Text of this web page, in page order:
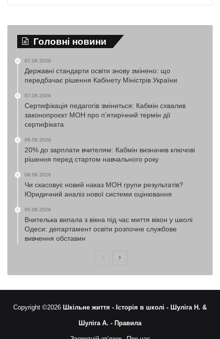
Головні новини
07.08.2026
Державні стандарти освіти знову змінено: що
передбачає рішення Кабінету Міністрів України
07.08.2026
Сертифікація педагогів зміниться: Кабмін схвалив
законопроєкт МОН про п’ятирічний термін дії
сертифіката
06.08.2026
20% до зарплати вчителям: Кабмін визначив ключові
рішення перед стартом навчального року
06.08.2026
Чи скасовує новий наказ МОН групи результатів?
Юридичний аналіз нової системи оцінювання
05.08.2026
Вчителька випала з вікна під час миття вікон у школі
Одеси: департамент освіти розпочне службове
вивчення обставин
ПопередняНаступна
Copyright ©2026 Шкільне життя - Історія в школі - Шуліга Н. &
Шуліга А. - Правила